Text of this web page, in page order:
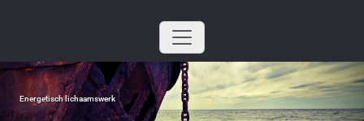
Energetisch lichaamswerk